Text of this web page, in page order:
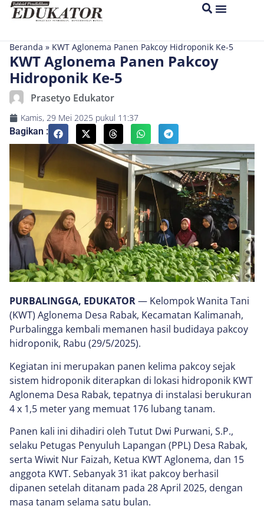
Beranda » KWT Aglonema Panen Pakcoy Hidroponik Ke-5
KWT Aglonema Panen Pakcoy
Hidroponik Ke-5
Prasetyo Edukator
Kamis, 29 Mei 2025 pukul 11:37
Bagikan :
PURBALINGGA, EDUKATOR— Kelompok Wanita Tani
(KWT) Aglonema Desa Rabak, Kecamatan Kalimanah,
Purbalingga kembali memanen hasil budidaya pakcoy
hidroponik, Rabu (29/5/2025).
Kegiatan ini merupakan panen kelima pakcoy sejak
sistem hidroponik diterapkan di lokasi hidroponik KWT
Aglonema Desa Rabak, tepatnya di instalasi berukuran
4 x 1,5 meter yang memuat 176 lubang tanam.
Panen kali ini dihadiri oleh Tutut Dwi Purwani, S.P.,
selaku Petugas Penyuluh Lapangan (PPL) Desa Rabak,
serta Wiwit Nur Faizah, Ketua KWT Aglonema, dan 15
anggota KWT. Sebanyak 31 ikat pakcoy berhasil
dipanen setelah ditanam pada 28 April 2025, dengan
masa tanam selama satu bulan.